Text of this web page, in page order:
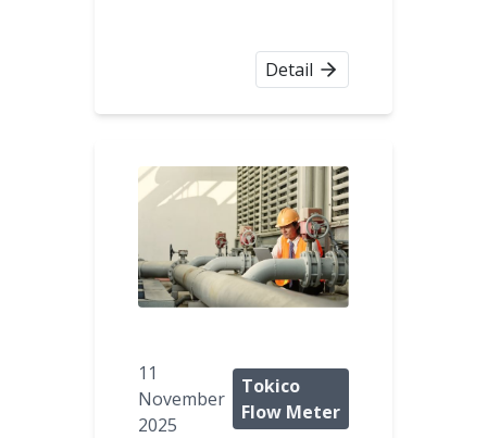
Detail
11
November
2025
Tokico
Flow Meter